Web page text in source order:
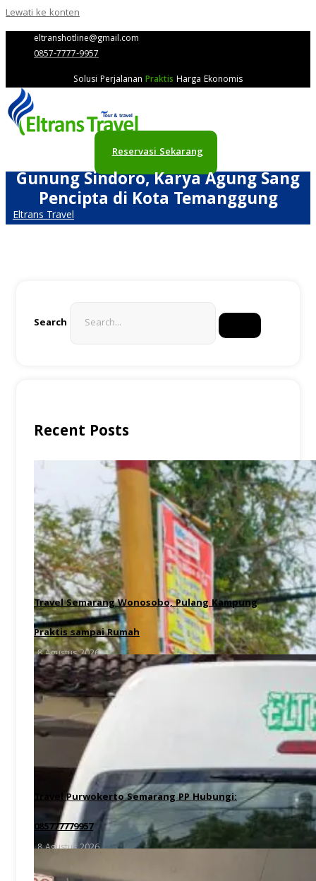
Lewati ke konten
eltranshotline@gmail.com
0857-7777-9957
Solusi Perjalanan Praktis Harga Ekonomis
Reservasi Sekarang
Gunung Sindoro, Karya Agung Sang
Pencipta di Kota Temanggung
Eltrans Travel
Search
Recent Posts
Travel Semarang Wonosobo, Pulang Kampung
Praktis sampai Rumah
8 Agustus 2026
Travel Purwokerto Semarang PP Hubungi:
085777779957
8 Agustus 2026